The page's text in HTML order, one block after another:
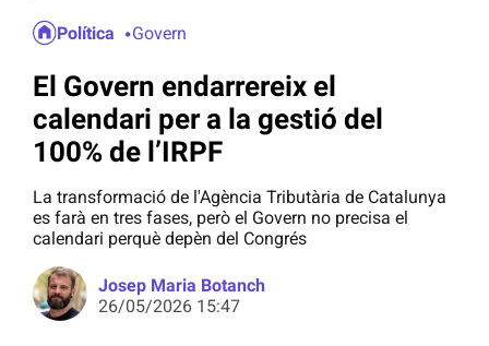
Política Govern
El Govern endarrereix el
calendari per a la gestió del
100% de l’IRPF
La transformació de l'Agència Tributària de Catalunya
es farà en tres fases, però el Govern no precisa el
calendari perquè depèn del Congrés
Josep Maria Botanch
26/05/2026 15:47